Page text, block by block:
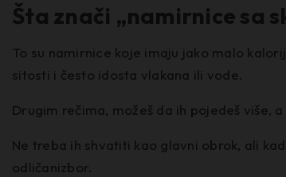
Šta znači „namirnice sa
To su namirnice koje imaju jako malo
sitosti i često idosta vlakana ili vode.
Drugim rečima, možeš da ih pojedeš više,
Ne treba ih shvatiti kao glavni obrok, ali
odličanizbor.